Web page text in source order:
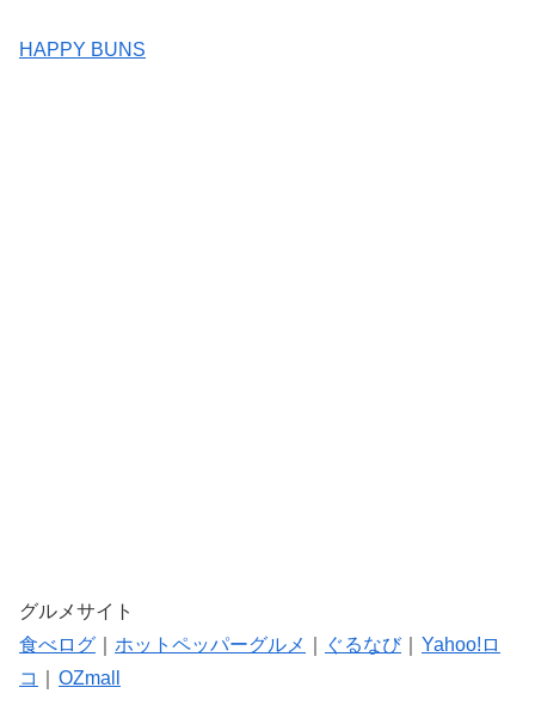
HAPPY BUNS
グルメサイト
食べログ
ホットペッパーグルメ ぐるなび｜ Yahoo!ロ
コ
OZmall